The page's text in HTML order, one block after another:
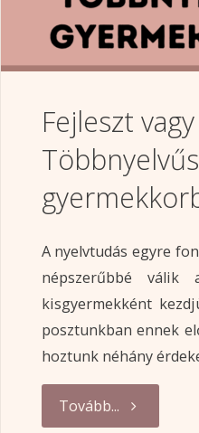
Fejleszt
A nyelvtudás egyre
népszerűbbé
kisgyermekként
posztunkban ennek
hoztunk néhány
Tovább... "Fejleszt